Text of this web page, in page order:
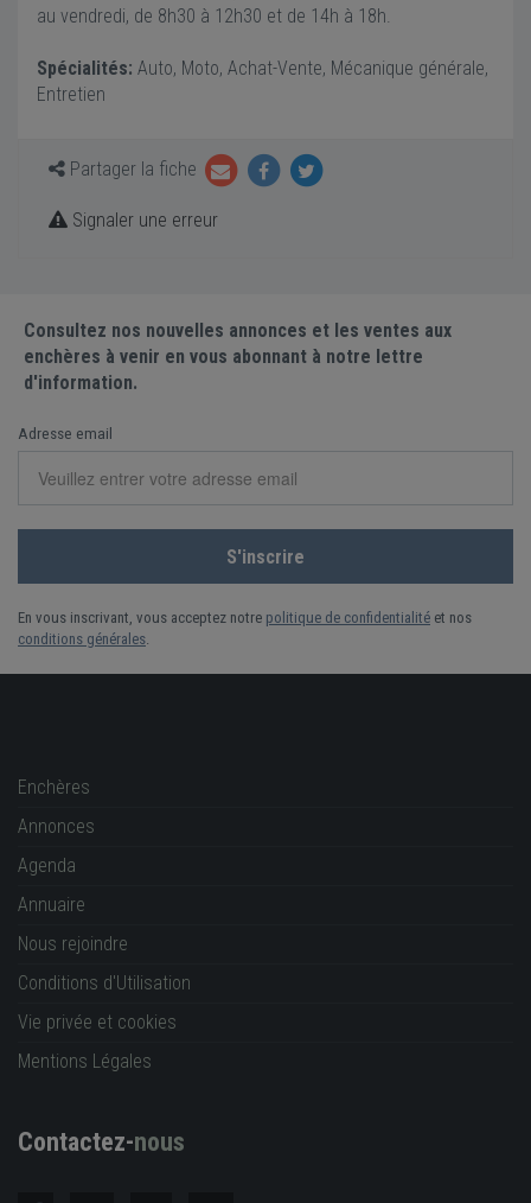
au vendredi, de 8h30 à 12h30 et de 14h à 18h.
Spécialités: Auto, Moto, Achat-Vente, Mécanique générale,
Entretien
Partager la fiche
Signaler une erreur
Consultez nos nouvelles annonces et les ventes aux
enchères à venir en vous abonnant à notre lettre
d'information.
Adresse email
En vous inscrivant, vous acceptez notre politique de confidentialité et nos
conditions générales
Enchères
Annonces
Agenda
Annuaire
Nous rejoindre
Conditions d'Utilisation
Vie privée et cookies
Mentions Légales
Contactez-nous